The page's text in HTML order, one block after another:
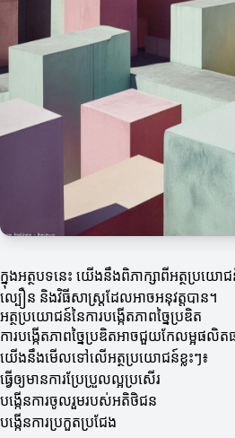
ក្នុងអត្ថបទនេះ យើងនឹងពិភាក្សាពីអត្ថប្រយោ
ល្បឿន និងវិធីសាស្រ្តដែលអាចអនុវត្តបាន។
អត្ថប្រយោជន៍នៃការបង្កើតភាពច្នៃប្រឌិត
ការបង្កើតភាពច្នៃប្រឌិតអាចជួយកែលម្អផលិ
យើងនឹងមើលទៅលើអត្ថប្រយោជន៍ខ្លះៗ៖
ធ្វើឲ្យមានការប្រែប្រួលល្អប្រសើរ
បង្កើនការចូលរួមរបស់អតិថិជន
បង្កើនការប្រកួតប្រជែង